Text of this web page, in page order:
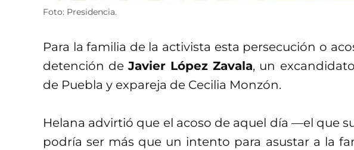
Foto: Presidencia.
Para la familia de la activista esta persecución o
detención deJavier López Zavala, un
de Puebla y expareja de Cecilia Monzón.
Helana advirtió que el acoso de aquel día —el que
podría ser más que un intento para asustar a la